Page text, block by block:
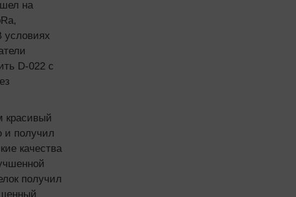
на
условиях
D-022 с
красивый
и получил
качества
получил